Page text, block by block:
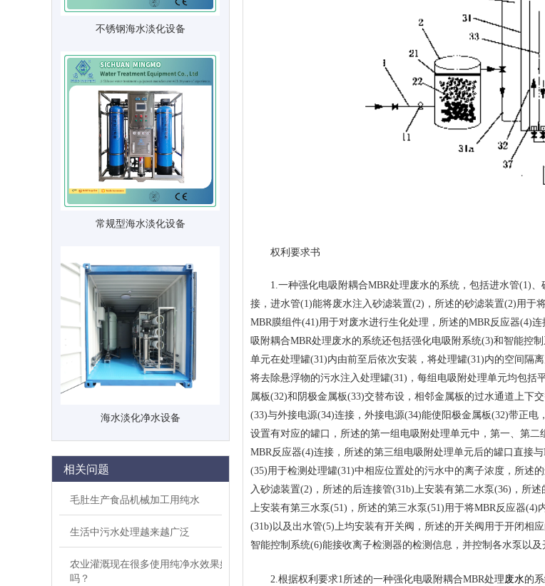
不锈钢海水淡化设备
常规型海水淡化设备
海水淡化净水设备
相关问题
毛肚生产食品机械加工用纯水
生活中污水处理越来越广泛
农业灌溉现在很多使用纯净水效果好
吗？
权利要求书
1.一种强化电吸附耦合MBR处理废水的系统，包括进水管(1)、
接，进水管(1)能将废水注入砂滤装置(2)，所述的砂滤装置(2)用于
MBR膜组件(41)用于对废水进行生化处理，所述的MBR反应器(4)
吸附耦合MBR处理废水的系统还包括强化电吸附系统(3)和智能控
单元在处理罐(31)内由前至后依次安装，将处理罐(31)内的空间隔
将去除悬浮物的污水注入处理罐(31)，每组电吸附处理单元均包
属板(32)和阴极金属板(33)交替布设，相邻金属板的过水通道上下
(33)与外接电源(34)连接，外接电源(34)能使阳极金属板(32)带正
设置有对应的罐口，所述的第一组电吸附处理单元中，第一、第
MBR反应器(4)连接，所述的第三组电吸附处理单元后的罐口直接
(35)用于检测处理罐(31)中相应位置处的污水中的离子浓度，所述
入砂滤装置(2)，所述的后连接管(31b)上安装有第二水泵(36)，所
上安装有第三水泵(51)，所述的第三水泵(51)用于将MBR反应器
(31b)以及出水管(5)上均安装有开关阀，所述的开关阀用于开闭相
智能控制系统(6)能接收离子检测器的检测信息，并控制各水泵以及
2.根据权利要求1所述的一种强化电吸附耦合MBR处理废水的